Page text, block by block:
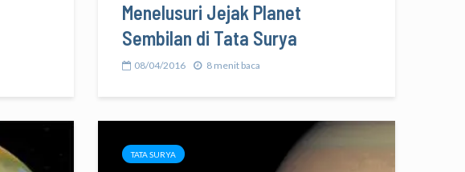
Menelusuri Jejak Planet
Sembilan di Tata Surya
08/04/2016 8 menit baca
TATA SURYA